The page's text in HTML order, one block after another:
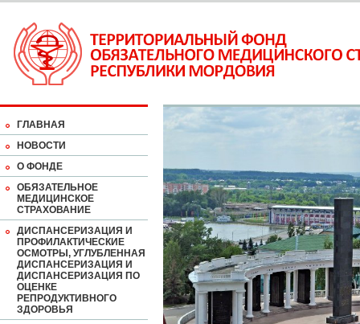
ГЛАВНАЯ
НОВОСТИ
О ФОНДЕ
ОБЯЗАТЕЛЬНОЕ
МЕДИЦИНСКОЕ
СТРАХОВАНИЕ
ДИСПАНСЕРИЗАЦИЯ И
ПРОФИЛАКТИЧЕСКИЕ
ОСМОТРЫ, УГЛУБЛЕННАЯ
ДИСПАНСЕРИЗАЦИЯ И
ДИСПАНСЕРИЗАЦИЯ ПО
ОЦЕНКЕ
РЕПРОДУКТИВНОГО
ЗДОРОВЬЯ